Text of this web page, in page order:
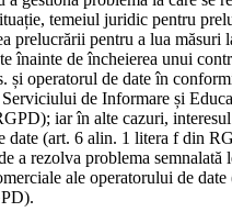
temeiul juridic pentru
prelucrării pentru a lua măsuri
înainte de încheierea unui
și operatorul de date în
de Informare și
iar în alte cazuri,
date (art. 6 alin. 1 litera f din
a rezolva problema semnalată
ale operatorului de date